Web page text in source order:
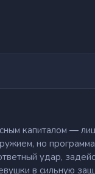
капиталом —
но
удар,
в сильную